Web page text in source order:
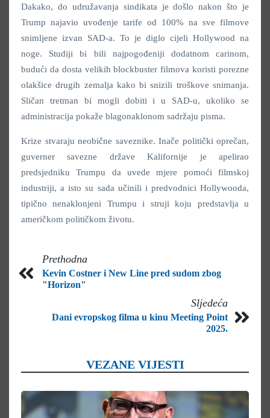
Dakako, do udružavanja sindikata je došlo nakon što je
Trump najavio uvođenje tarife od 100% na sve filmove
snimljene izvan SAD-a. To je diglo cijeli Hollywood na
noge. Studiji bi bili najpogođeniji dodatnom carinom,
budući da dosta velikih blockbuster filmova koristi porezne
olakšice drugih zemalja kako bi snizili troškove snimanja.
Sličan tretman bi mogli dobiti i u SAD-u, ukoliko se
administracija pokaže blagonaklonom sadržaju pisma.
Krize stvaraju neobične saveznike. Inače politički oprečan,
guverner savezne države Kalifornije je apelirao
predsjedniku Trumpu da uvede mjere pomoći filmskoj
industriji, a isto su sada učinili i predvodnici Hollywooda,
tipično nenaklonjeni Trumpu i struji koju predstavlja u
američkom političkom životu.
Prethodna
Kevin Costner i New Line pred sudom zbog
"Horizon"
Sljedeća
Dani evropskog filma u kinu Meeting Point
2025.
VEZANE VIJESTI